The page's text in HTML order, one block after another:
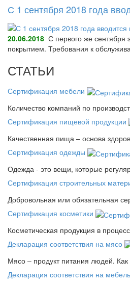
С 1 сентября 2018 года
20.06.2018 С первого же
покрытием. Требования к
СТАТЬИ
Сертификация мебели
Количество компаний по
Сертификация пищевой продукции
Качественная пища – основа
Сертификация одежды
Одежда - это вещи, которые
Сертификация строительных
Добровольная или обязательная
Сертификация косметики
Косметическая продукция в
Декларация соответствия на мясо
Мясо – продукт питания людей. Как
Декларация соответствия на мебель